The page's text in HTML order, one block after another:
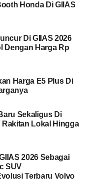
Honda Di GIIAS
Di GIIAS 2026
Dengan Harga Rp
Harga E5 Plus Di
Sekaligus Di
Rakitan Lokal Hingga
2026 Sebagai
SUV
Terbaru Volvo